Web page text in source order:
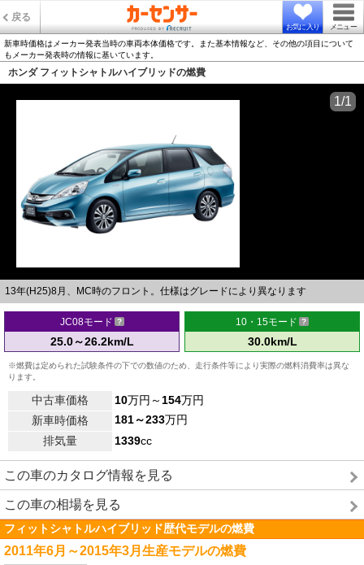
戻る
お気に入り メニュー
新車時価格はメーカー発表当時の車両本体価格です。また基本情報など、その他の項目について
もメーカー発表時の情報に基いています。
ホンダ フィットシャトルハイブリッドの燃費
13年(H25)8月、MC時のフロント。仕様はグレードにより異なります
1/1
JC08モード
25.0～26.2km/L
10・15モード
30.0km/L
※燃費は定められた試験条件の下での数値のため、走行条件等により実際の燃料消費率は異な
ります。
中古車価格 10万円～154万円
新車時価格
181～233万円
排気量
1339cc
この車のカタログ情報を見る
この車の相場を見る
フィットシャトルハイブリッド歴代モデルの燃費
2011年6月～2015年3月生産モデルの燃費